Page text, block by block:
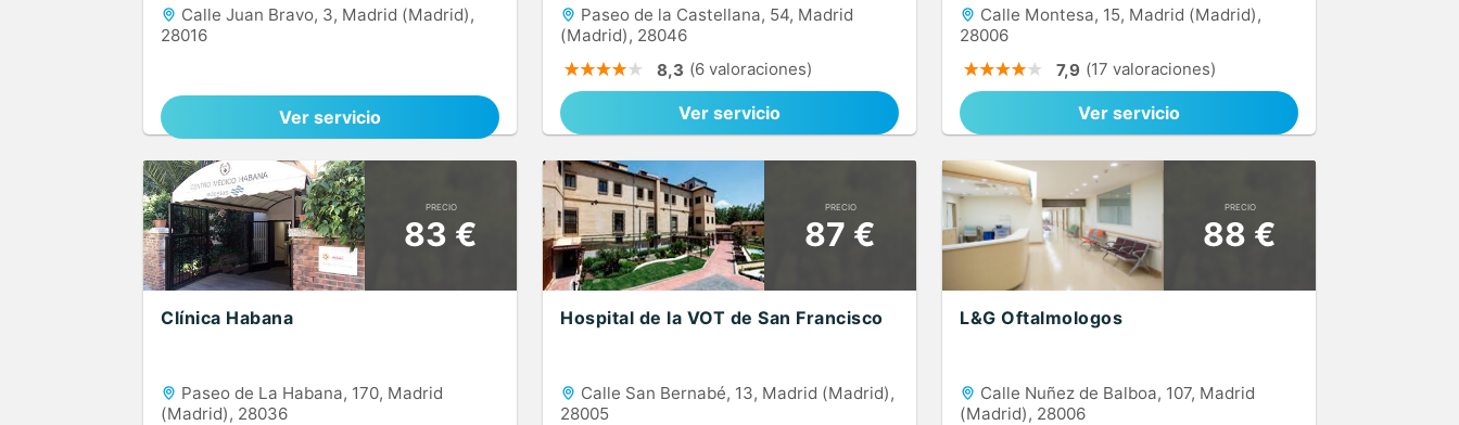
Calle Juan Bravo, 3, Madrid (Madrid),
28016
Ver servicio
Paseo de la Castellana, 54, Madrid
(Madrid), 28046
8,3 (6 valoraciones)
Ver servicio
Calle Montesa, 15, Madrid (Madrid),
28006
7,9 (17 valoraciones)
Ver servicio
PRECIO
83 €
Clínica Habana
Paseo de La Habana, 170, Madrid
(Madrid), 28036
PRECIO
87 €
Hospital de la VOT de San Francisco
Calle San Bernabé, 13, Madrid (Madrid),
28005
PRECIO
88 €
L&G Oftalmologos
Calle Nuñez de Balboa, 107, Madrid
(Madrid), 28006